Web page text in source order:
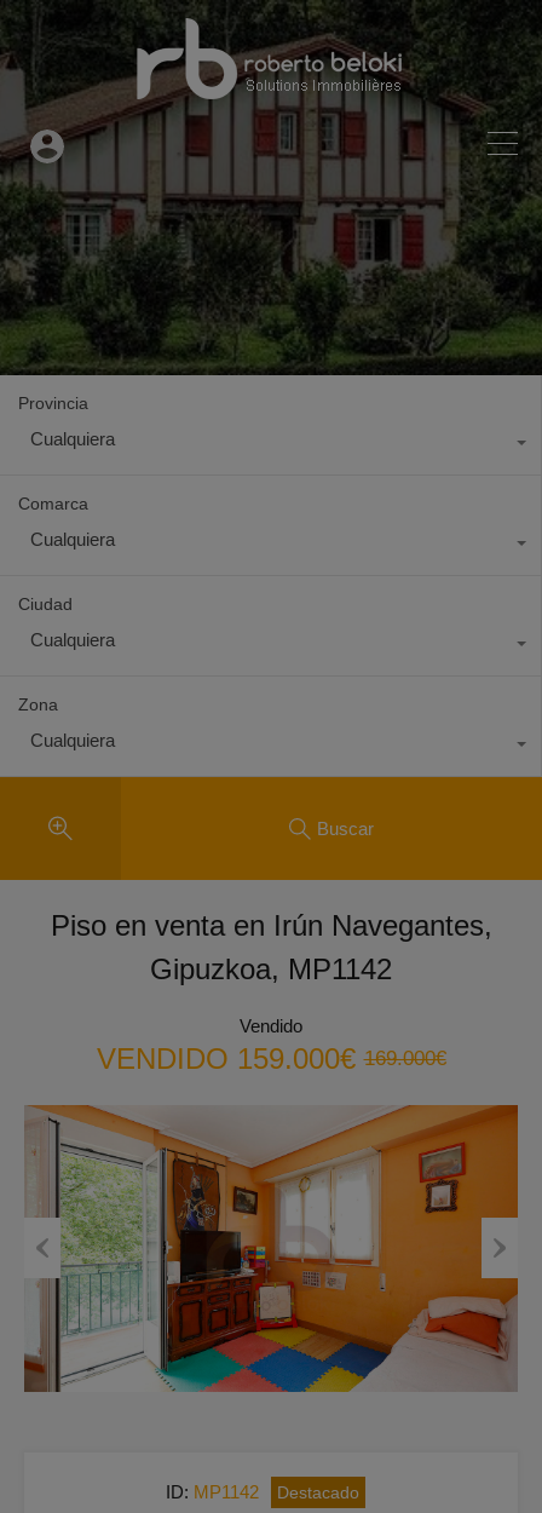
Provincia
Cualquiera
Comarca
Cualquiera
Ciudad
Cualquiera
Zona
Cualquiera
Buscar
Piso en venta en Irún Navegantes,
Gipuzkoa, MP1142
Vendido
VENDIDO 159.000€ 169.000€
Previous Next
ID: MP1142 Destacado